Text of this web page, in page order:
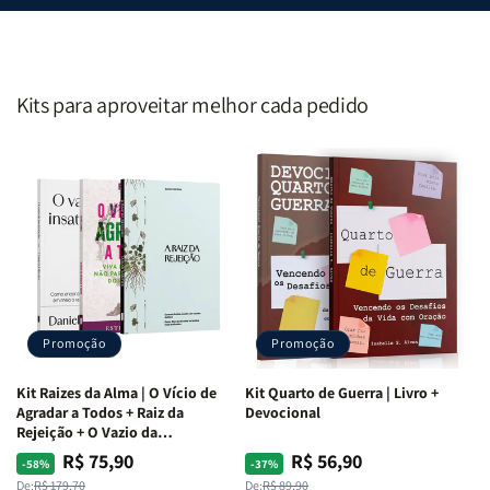
Kits para aproveitar melhor cada pedido
Promoção
Kit Raizes da Alma | O Vício de
Agradar a Todos + Raiz da
Rejeição + O Vazio da
Insatisfação.
-58%
Preço
De:R$ 179,70
PreçoR$ 75,90
Promoção
Kit Quarto de Guerra | Livro +
Devocional
-37%
Preço
De:R$ 89,90
PreçoR$ 56,90